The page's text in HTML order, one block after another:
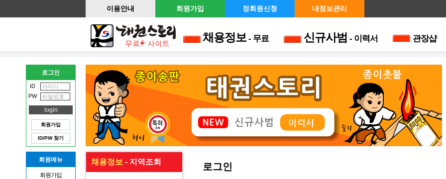
이용안내 회원가입 정회원신청 내정보관리
채용정보- 무료 신규사범 - 이력서 관장샵
준비 중입니다.
채용정보 - 지역조회 로그인
로그인
ID
PW
회원가입
ID/PW 찾기
회원메뉴
회원가입